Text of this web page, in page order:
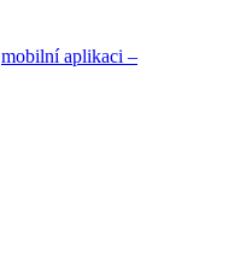
mobilní aplikaci –